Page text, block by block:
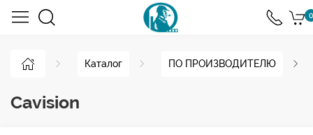
0
Каталог ПО ПРОИЗВОДИТЕЛЮ
Cavision